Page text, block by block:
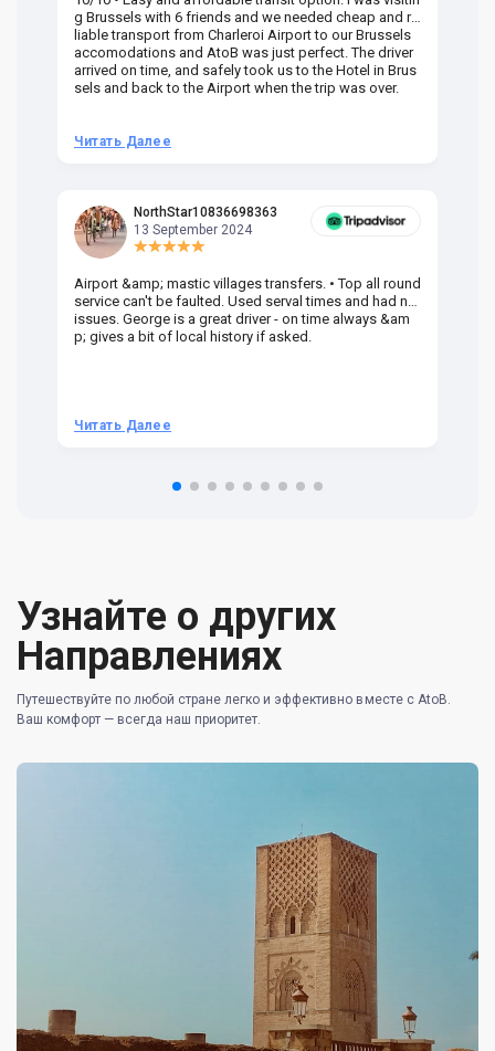
g Brussels with 6 friends and we needed cheap and re
liable transport from Charleroi Airport to our Brussels
accomodations and AtoB was just perfect. The driver
arrived on time, and safely took us to the Hotel in Brus
sels and back to the Airport when the trip was over.
Читать Далее
NorthStar10836698363
13 September 2024
Airport &amp; mastic villages transfers. • Top all round
service can't be faulted. Used serval times and had no
issues. George is a great driver - on time always &am
p; gives a bit of local history if asked.
Читать Далее
Узнайте о других
Направлениях
Путешествуйте по любой стране легко и эффективно вместе с AtoB.
Ваш комфорт — всегда наш приоритет.